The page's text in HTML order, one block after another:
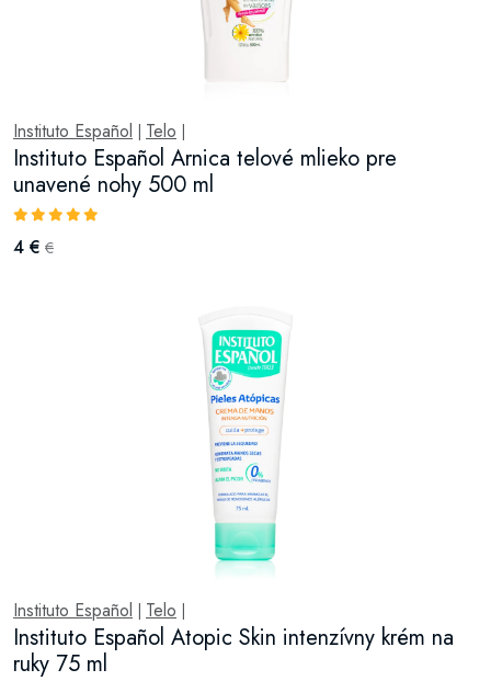
Instituto Español Telo
Instituto Español Arnica telové mlieko pre
unavené nohy 500 ml
4 € €
Instituto Español Telo
Instituto Español Atopic Skin intenzívny krém na
ruky 75 ml